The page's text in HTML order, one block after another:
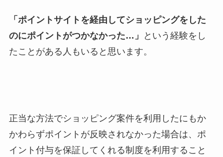
「ポイントサイトを経由してショッピングをした
のにポイントがつかなかった…」
という経験をし
たことがある人もいると思います。
正当な方法でショッピング案件を利用したにもか
かわらずポイントが反映されなかった場合は、ポ
イント付与を保証してくれる制度を利用すること